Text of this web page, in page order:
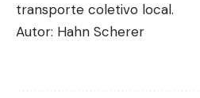
transporte coletivo local.
Autor: Hahn Scherer